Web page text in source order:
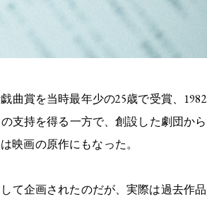
曲賞を当時最年少の25歳で受賞、1982
支持を得る一方で、創設した劇団から
映画の原作にもなった。
て企画されたのだが、実際は過去作品